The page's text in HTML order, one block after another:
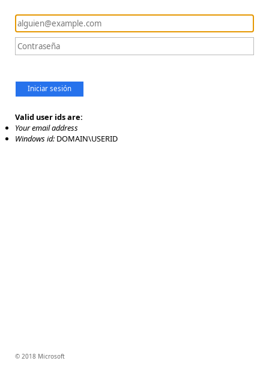
Iniciar sesión
Valid user ids are:
Your email address
Windows id: DOMAIN\USERID
© 2018 Microsoft